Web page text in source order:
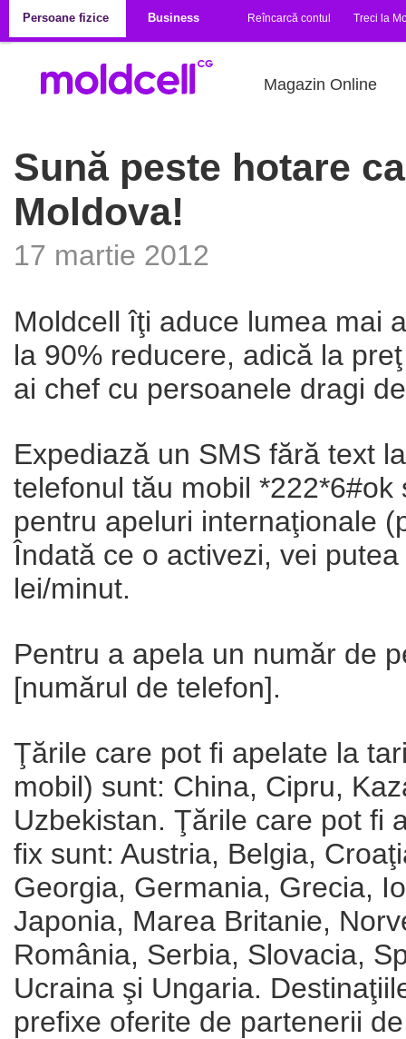
Persoane fizice
Business Reîncarcă contul Treci la
Magazin Online
Sună peste hotare
Moldova!
17 martie 2012
Moldcell îţi aduce lumea mai
la 90% reducere, adică la
ai chef cu persoanele dragi
Expediază un SMS fără text
telefonul tău mobil
pentru apeluri internaţionale
Îndată ce o activezi, vei
lei/minut.
Pentru a apela un număr de
[numărul de telefon].
Ţările care pot fi apelate la
mobil) sunt: China, Cipru,
Uzbekistan. Ţările care pot fi
fix sunt: Austria, Belgia,
Georgia, Germania, Grecia,
Japonia, Marea Britanie,
România, Serbia, Slovacia,
Ucraina şi Ungaria.
prefixe oferite de partenerii